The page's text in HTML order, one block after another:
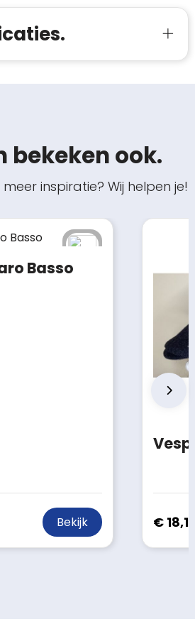
bekeken ook.
inspiratie? Wij helpen je!
Basso
Bekijk €